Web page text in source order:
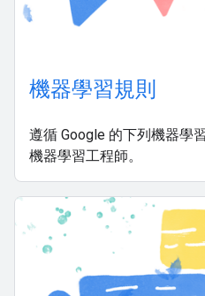
機器學習規則
遵循 Google 的下列機器學
機器學習工程師。